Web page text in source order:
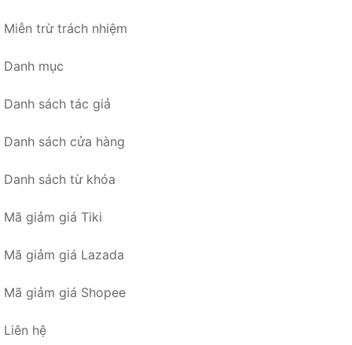
Miễn trừ trách nhiệm
Danh mục
Danh sách tác giả
Danh sách cửa hàng
Danh sách từ khóa
Mã giảm giá Tiki
Mã giảm giá Lazada
Mã giảm giá Shopee
Liên hệ